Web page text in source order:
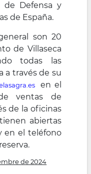
de Defensa y
de España.
son 20
de Villaseca
todas las
a través de su
en el
ventas de
de la oficinas
abiertas
en el teléfono
de 2024